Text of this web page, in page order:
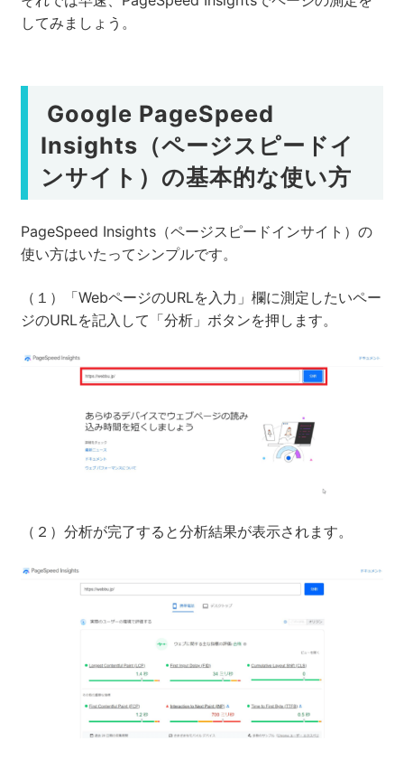
してみましょう。
Google PageSpeed
Insights（ページスピードイ
ンサイト）の基本的な使い方
PageSpeed Insights（ページスピードインサイト）の
使い方はいたってシンプルです。
（１）「WebページのURLを入力」欄に測定したいペー
ジのURLを記入して「分析」ボタンを押します。
（２）分析が完了すると分析結果が表示されます。